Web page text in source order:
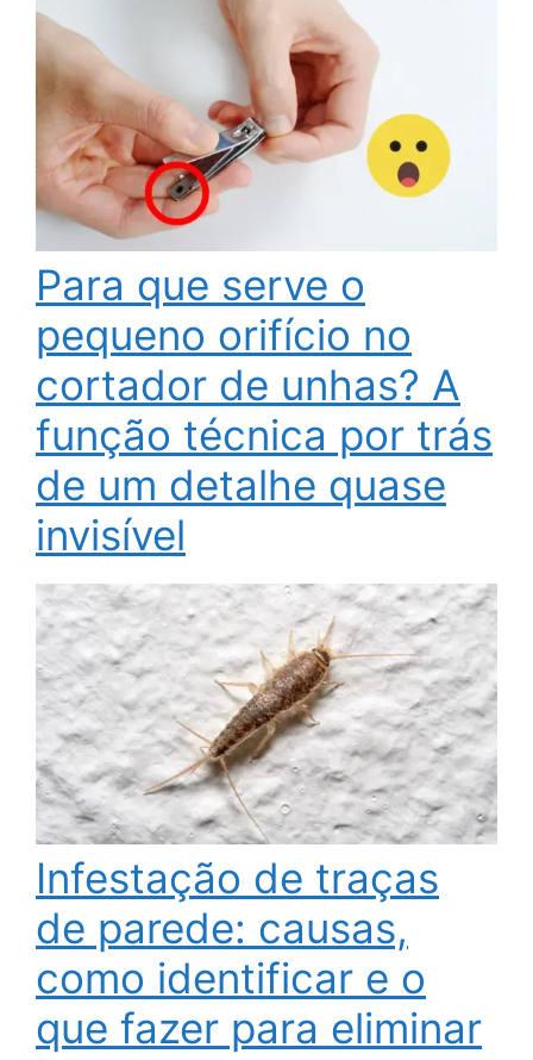
Para que serve o
pequeno orifício no
cortador de unhas? A
função técnica por trás
de um detalhe quase
invisível
Infestação de traças
de parede: causas,
como identificar e o
que fazer para eliminar